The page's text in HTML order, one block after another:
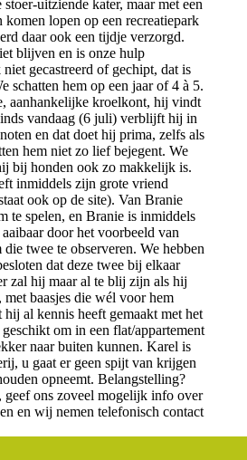
uitziende kater, maar met een
lopen op een recreatiepark
daar ook een tijdje verzorgd.
blijven en is onze hulp
gecastreerd of gechipt, dat is
schatten hem op een jaar of 4 à 5.
aanhankelijke kroelkont, hij vindt
vandaag (6 juli) verblijft hij in
en dat doet hij prima, zelfs als
hem niet zo lief bejegent. We
bij honden ook zo makkelijk is.
inmiddels zijn grote vriend
ook op de site). Van Branie
te spelen, en Branie is inmiddels
door het voorbeeld van
twee te observeren. We hebben
dat deze twee bij elkaar
zal hij maar al te blij zijn als hij
met baasjes die wél voor hem
al kennis heeft gemaakt met het
om in een flat/appartement
naar buiten kunnen. Karel is
u gaat er geen spijt van krijgen
opneemt. Belangstelling?
geef ons zoveel mogelijk info over
en wij nemen telefonisch contact